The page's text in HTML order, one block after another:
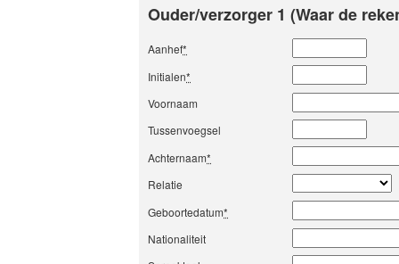
Ouder/verzorger 1 (Waar de
Aanhef*
Initialen*
Voornaam
Tussenvoegsel
Achternaam*
Relatie
Geboortedatum*
Nationaliteit